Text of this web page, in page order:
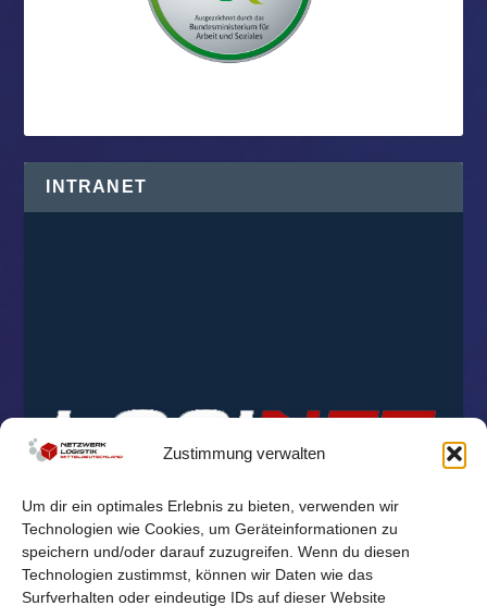
Zustimmung verwalten
Um dir ein optimales Erlebnis zu bieten, verwenden wir
Technologien wie Cookies, um Geräteinformationen zu
speichern und/oder darauf zuzugreifen. Wenn du diesen
Technologien zustimmst, können wir Daten wie das
Surfverhalten oder eindeutige IDs auf dieser Website
INTRANET